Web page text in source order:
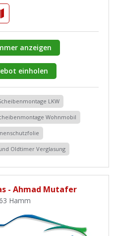
anzeigen
einholen
LKW
Wohnmobil
Oldtimer Verglasung
- Ahmad Mutafer
Hamm